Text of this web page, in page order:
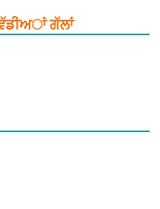
ਗੱਲਾਂ